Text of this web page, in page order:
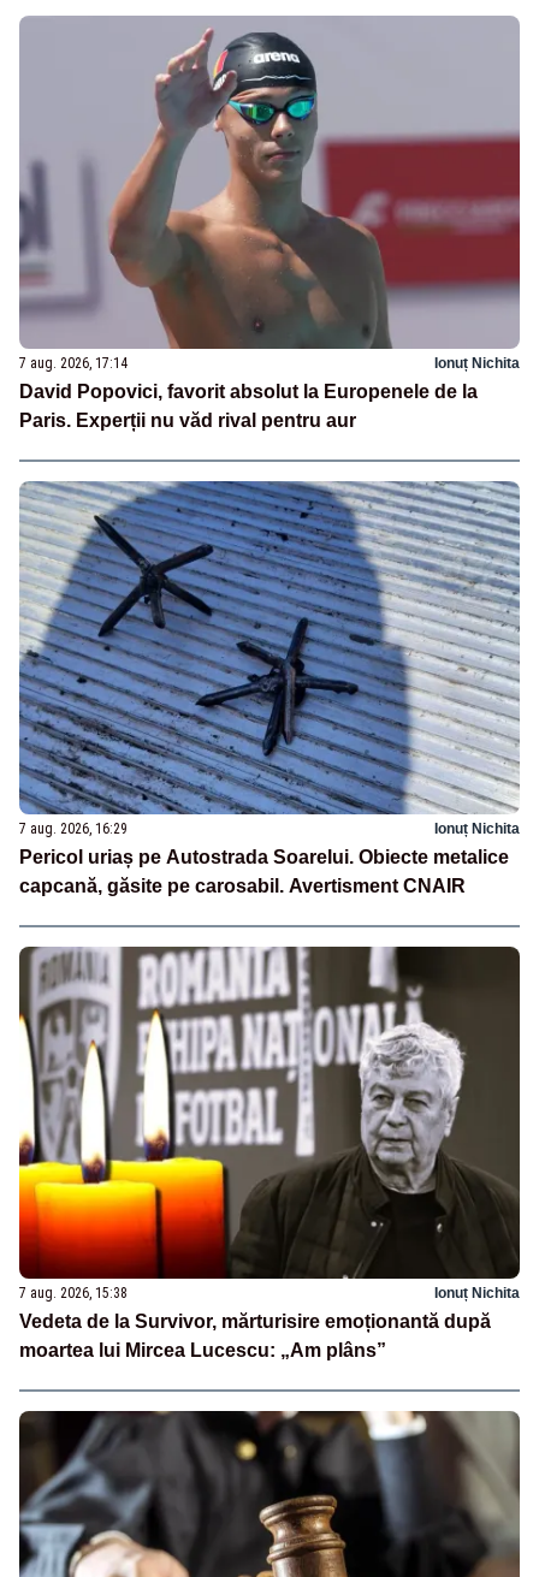
7 aug. 2026, 17:14 Ionuț Nichita
David Popovici, favorit absolut la Europenele de la
Paris. Experții nu văd rival pentru aur
7 aug. 2026, 16:29 Ionuț Nichita
Pericol uriaș pe Autostrada Soarelui. Obiecte metalice
capcană, găsite pe carosabil. Avertisment CNAIR
7 aug. 2026, 15:38 Ionuț Nichita
Vedeta de la Survivor, mărturisire emoționantă după
moartea lui Mircea Lucescu: „Am plâns”